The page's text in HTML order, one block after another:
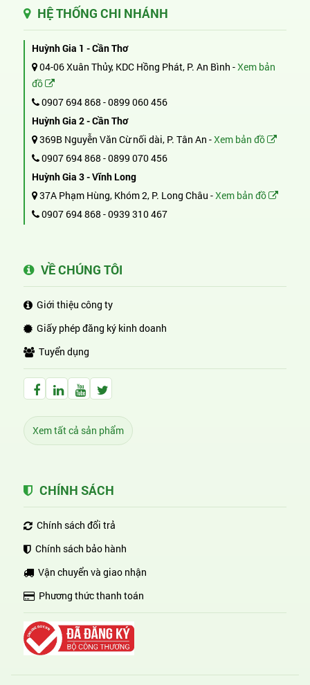
HỆ THỐNG CHI NHÁNH
Huỳnh Gia 1 - Cần Thơ
04-06 Xuân Thủy, KDC Hồng Phát, P. An Bình -Xem bản
đồ
0907 694 868 -0899 060 456
Huỳnh Gia 2 - Cần Thơ
369B Nguyễn Văn Cừ nối dài, P. Tân An -Xem bản đồ
0907 694 868 -0899 070 456
Huỳnh Gia 3 - Vĩnh Long
37A Phạm Hùng, Khóm 2, P. Long Châu -Xem bản đồ
0907 694 868 -0939 310 467
VỀ CHÚNG TÔI
Giới thiệu công ty
Giấy phép đăng ký kinh doanh
Tuyển dụng
Facebook Huỳnh Gia Alpha
LinkedIn Huỳnh Gia Alpha
YouTube Huỳnh Gia Alpha
Twitter Huỳnh Gia Alpha
Xem tất cả sản phẩm
CHÍNH SÁCH
Chính sách đổi trả
Chính sách bảo hành
Vận chuyển và giao nhận
Phương thức thanh toán